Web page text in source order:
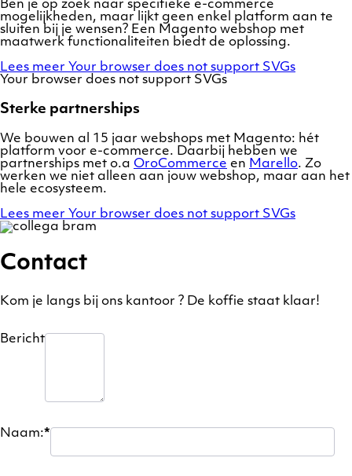
Ben je op zoek naar specifieke e-commerce
mogelijkheden, maar lijkt geen enkel platform aan te
sluiten bij je wensen? Een Magento webshop met
maatwerk functionaliteiten biedt de oplossing.
Lees meer Your browser does not support SVGs
Your browser does not support SVGs
Sterke partnerships
We bouwen al 15 jaar webshops met Magento: hét
platform voor e-commerce. Daarbij hebben we
partnerships met o.a OroCommerce en Marello. Zo
werken we niet alleen aan jouw webshop, maar aan het
hele ecosysteem.
Lees meer Your browser does not support SVGs
Contact
Kom je langs bij ons kantoor ? De koffie staat klaar!
Bericht
Naam:*